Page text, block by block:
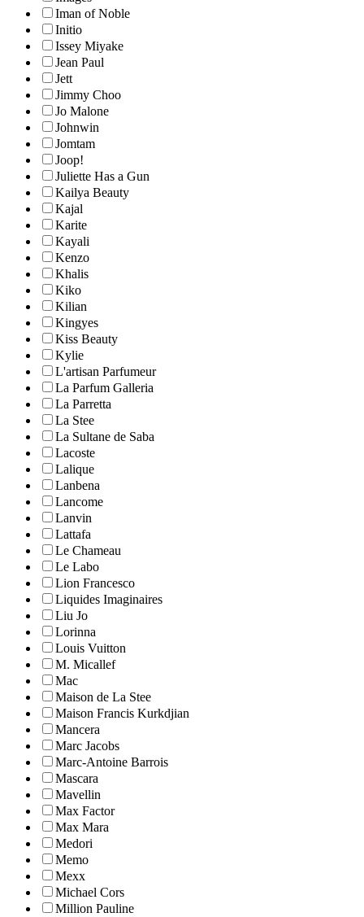
Iman of Noble
Initio
Issey Miyake
Jean Paul
Jett
Jimmy Choo
Jo Malone
Johnwin
Jomtam
Joop!
Juliette Has a Gun
Kailya Beauty
Kajal
Karite
Kayali
Kenzo
Khalis
Kiko
Kilian
Kingyes
Kiss Beauty
Kylie
L'artisan Parfumeur
La Parfum Galleria
La Parretta
La Stee
La Sultane de Saba
Lacoste
Lalique
Lanbena
Lancome
Lanvin
Lattafa
Le Chameau
Le Labo
Lion Francesco
Liquides Imaginaires
Liu Jo
Lorinna
Louis Vuitton
M. Micallef
Mac
Maison de La Stee
Maison Francis Kurkdjian
Mancera
Marc Jacobs
Marc-Antoine Barrois
Mascara
Mavellin
Max Factor
Max Mara
Medori
Memo
Mexx
Michael Cors
Million Pauline